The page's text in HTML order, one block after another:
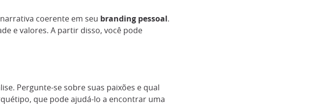
coerente em seu branding pessoal .
e valores. A partir disso, você pode
Pergunte-se sobre suas paixões e qual
que pode ajudá-lo a encontrar uma